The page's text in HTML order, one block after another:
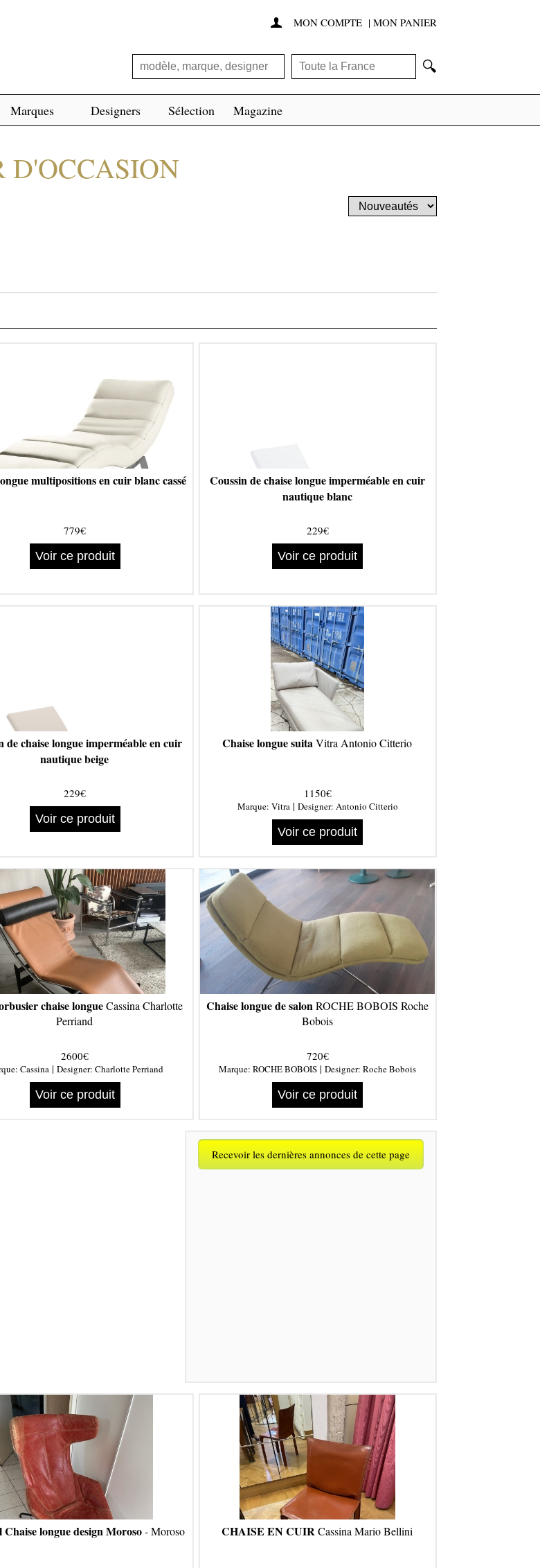
 MON COMPTE | MON PANIER
🔍
Marques Designers Sélection Magazine
D'OCCASION
multipositions en cuir blanc cassé
779€
Voir ce produit
Coussin de chaise longue imperméable en cuir
nautique blanc
229€
Voir ce produit
de chaise longue imperméable en cuir
nautique beige
229€
Voir ce produit
Chaise longue suitaVitra Antonio Citterio
1150€
Marque: Vitra| Designer: Antonio Citterio
Voir ce produit
chaise longueCassina Charlotte
Perriand
2600€
Cassina | Designer: Charlotte Perriand
Voir ce produit
Chaise longue de salonROCHE BOBOIS Roche
Bobois
720€
Marque: ROCHE BOBOIS | Designer: Roche Bobois
Voir ce produit
Recevoir les dernières annonces de cette page
Chaise longue design Moroso- Moroso CHAISE EN CUIRCassina Mario Bellini